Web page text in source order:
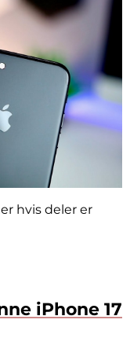
hvis deler er
iPhone 17